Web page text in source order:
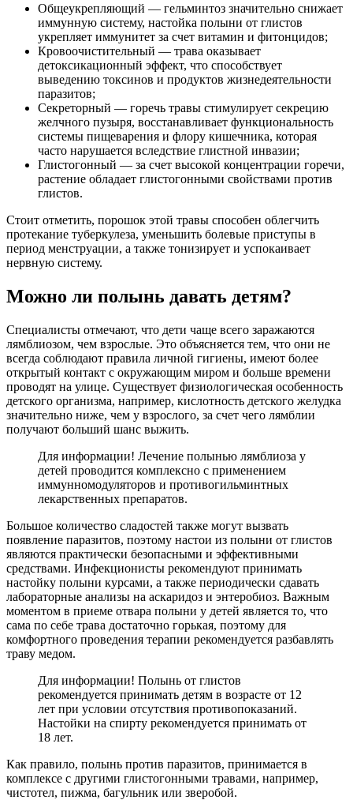
Общеукрепляющий — гельминтоз значительно снижает
иммунную систему, настойка полыни от глистов
укрепляет иммунитет за счет витамин и фитонцидов;
Кровоочистительный — трава оказывает
детоксикационный эффект, что способствует
выведению токсинов и продуктов жизнедеятельности
паразитов;
Секреторный — горечь травы стимулирует секрецию
желчного пузыря, восстанавливает функциональность
системы пищеварения и флору кишечника, которая
часто нарушается вследствие глистной инвазии;
Глистогонный — за счет высокой концентрации горечи,
растение обладает глистогонными свойствами против
глистов.
Стоит отметить, порошок этой травы способен облегчить
протекание туберкулеза, уменьшить болевые приступы в
период менструации, а также тонизирует и успокаивает
нервную систему.
Можно ли полынь давать детям?
Специалисты отмечают, что дети чаще всего заражаются
лямблиозом, чем взрослые. Это объясняется тем, что они не
всегда соблюдают правила личной гигиены, имеют более
открытый контакт с окружающим миром и больше времени
проводят на улице. Существует физиологическая особенность
детского организма, например, кислотность детского желудка
значительно ниже, чем у взрослого, за счет чего лямблии
получают больший шанс выжить.
Для информации! Лечение полынью лямблиоза у
детей проводится комплексно с применением
иммунномодуляторов и противогильминтных
лекарственных препаратов.
Большое количество сладостей также могут вызвать
появление паразитов, поэтому настои из полыни от глистов
являются практически безопасными и эффективными
средствами. Инфекционисты рекомендуют принимать
настойку полыни курсами, а также периодически сдавать
лабораторные анализы на аскаридоз и энтеробиоз. Важным
моментом в приеме отвара полыни у детей является то, что
сама по себе трава достаточно горькая, поэтому для
комфортного проведения терапии рекомендуется разбавлять
траву медом.
Для информации! Полынь от глистов
рекомендуется принимать детям в возрасте от 12
лет при условии отсутствия противопоказаний.
Настойки на спирту рекомендуется принимать от
18 лет.
Как правило, полынь против паразитов, принимается в
комплексе с другими глистогонными травами, например,
чистотел, пижма, багульник или зверобой.